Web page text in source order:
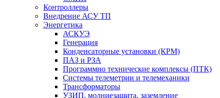
Контроллеры
Внедрение АСУ ТП
Энергетика
АСКУЭ
Генерация
Конденсаторные установки (КРМ)
ПАЗ и РЗА
Программно технические комплексы (ПТК)
Системы телеметрии и телемеханики
Трансформаторы
УЗИП, молниезащита, заземление